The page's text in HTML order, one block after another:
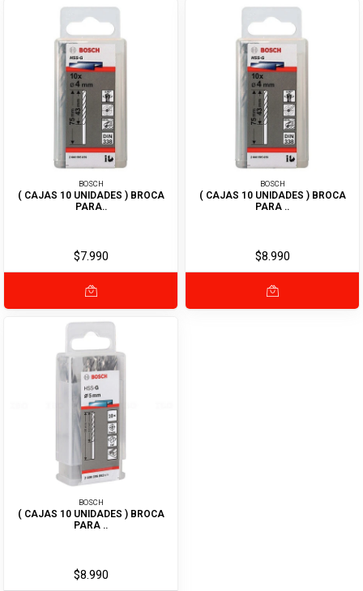
BOSCH
( CAJAS 10 UNIDADES ) BROCA
PARA..
$7.990
BOSCH
( CAJAS 10 UNIDADES ) BROCA
PARA ..
$8.990
BOSCH
( CAJAS 10 UNIDADES ) BROCA
PARA ..
$8.990